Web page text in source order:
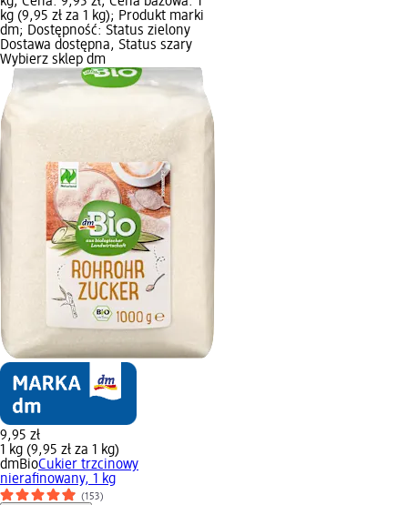
kg (9,95 zł za 1 kg); Produkt marki
dm; Dostępność: Status zielony
Dostawa dostępna, Status szary
Wybierz sklep dm
9,95 zł
1 kg (9,95 zł za 1 kg)
dmBioCukier trzcinowy
nierafinowany, 1 kg
(153)